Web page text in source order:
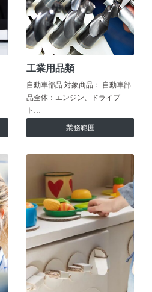
工業用品類
自動車部品 対象商品： 自動車部
品全体：エンジン、ドライブ
ト…
業務範囲